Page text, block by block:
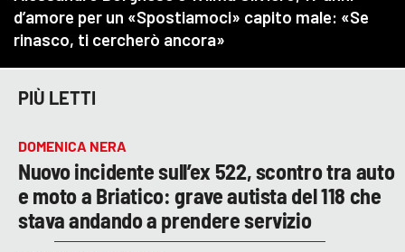
PIÙ LETTI
DOMENICA NERA
Nuovo incidente sull’ex 522, scontro tra auto
e moto a Briatico: grave autista del 118 che
stava andando a prendere servizio